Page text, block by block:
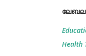
Health